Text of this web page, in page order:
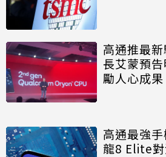
高通推最
長艾蒙預
勵人心成果
高通最強
龍8 Elite